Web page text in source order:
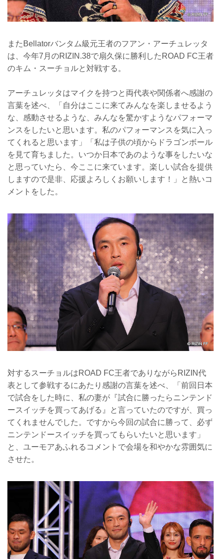
またBellatorバンタム級元王者のフアン・アーチュレッタ
は、今年7月のRIZIN.38で扇久保に勝利したROAD FC王者
のキム・スーチョルと対戦する。
アーチュレッタはマイクを持つと両代表や関係者へ感謝の
言葉を述べ、「自分はここに来てみんなを楽しませるよう
な、感動させるような、みんなを驚かすようなパフォーマ
ンスをしたいと思います。私のパフォーマンスを気に入っ
てくれると思います」「私は子供の頃からドラゴンボール
を見て育ちました。いつか日本であのような事をしたいな
と思っていたら、今ここに来ています。楽しい試合を提供
しますので是非、応援よろしくお願いします！」と熱いコ
メントをした。
対するスーチョルはROAD FC王者でありながらRIZIN代
表として参戦するにあたり感謝の言葉を述べ、「前回日本
で試合をした時に、私の妻が『試合に勝ったらニンテンド
ースイッチを買ってあげる』と言っていたのですが、買っ
てくれませんでした。ですから今回の試合に勝って、必ず
ニンテンドースイッチを買ってもらいたいと思います」
と、ユーモアあふれるコメントで会場を和やかな雰囲気に
させた。